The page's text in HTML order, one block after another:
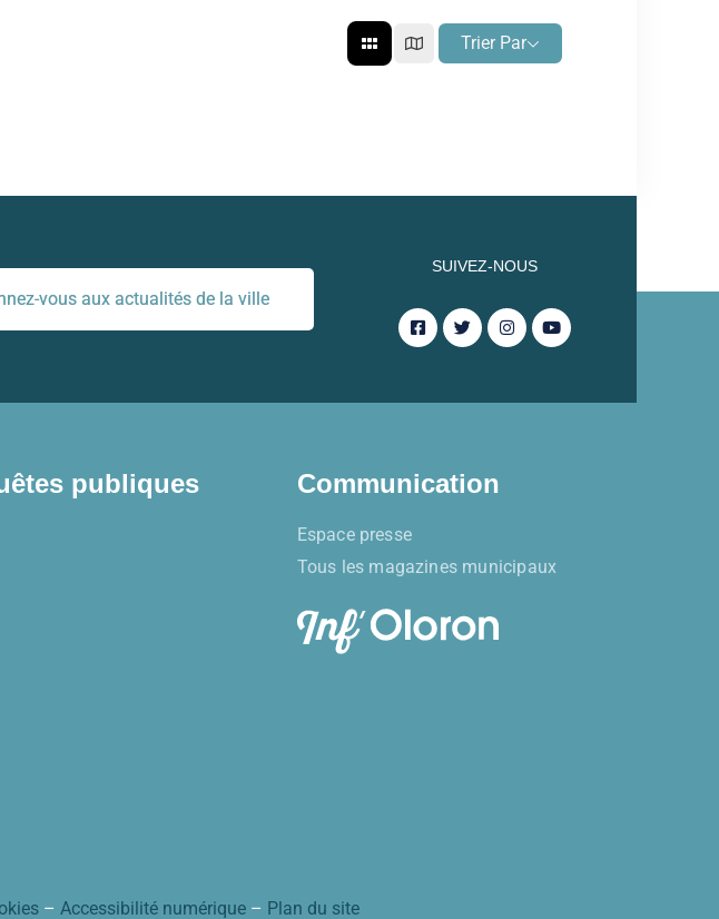
Trier Par
vous aux actualités de la ville
SUIVEZ-NOUS
publiques Communication
Espace presse
Tous les magazines municipaux
– Accessibilité numérique – Plan du site